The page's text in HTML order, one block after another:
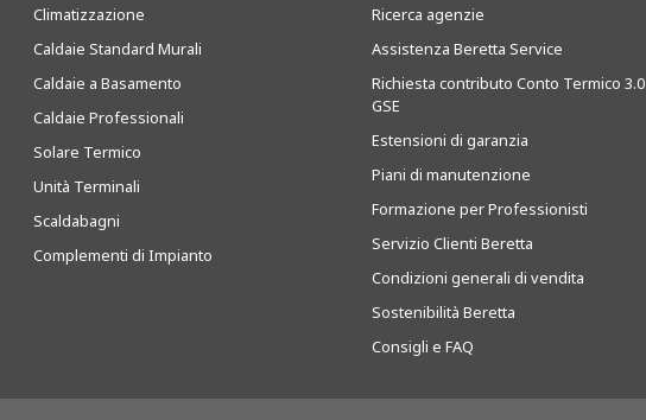
Climatizzazione
Caldaie Standard Murali
Caldaie a Basamento
Caldaie Professionali
Solare Termico
Unità Terminali
Scaldabagni
Complementi di Impianto
Ricerca agenzie
Assistenza Beretta Service
Richiesta contributo Conto Termico 3.0
GSE
Estensioni di garanzia
Piani di manutenzione
Formazione per Professionisti
Servizio Clienti Beretta
Condizioni generali di vendita
Sostenibilità Beretta
Consigli e FAQ